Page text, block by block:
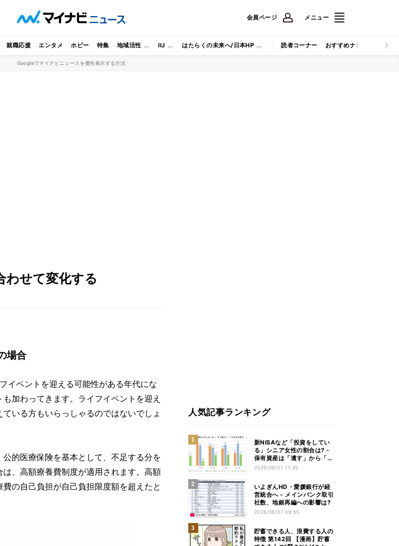
会員ページ メニュー
就職応援 エンタメ ホビー 特集 地域活性 IIJ はたらくの未来へ/日本HP 読者コーナー おすすめナビ マイナビ
Googleでマイナビニュースを優先表示する方法
わせて変化する
場合
イベントを迎える可能性がある年代にな
加わってきます。ライフイベントを迎え
いる方もいらっしゃるのではないでしょ
的医療保険を基本として、不足する分を
、高額療養費制度が適用されます。高額
の自己負担が自己負担限度額を超えたと
人気記事ランキング
新NISAなど「投資をしてい
る」シニア女性の割合は? -
保有資産は「遺す」から「使
い切る」へ価値観がシフトか
2026/08/07 11:45
いよぎんHD・愛媛銀行が経
営統合へ - メインバンク取引
社数、地銀再編への影響は?
2026/08/07 09:55
貯蓄できる人、浪費する人の
特徴 第142回 【漫画】貯蓄